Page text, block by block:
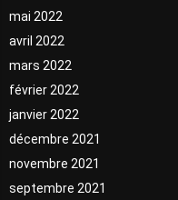
mai 2022
avril 2022
mars 2022
février 2022
janvier 2022
décembre 2021
novembre 2021
septembre 2021